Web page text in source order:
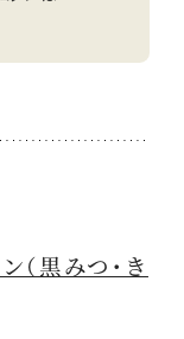
（黒みつ・き